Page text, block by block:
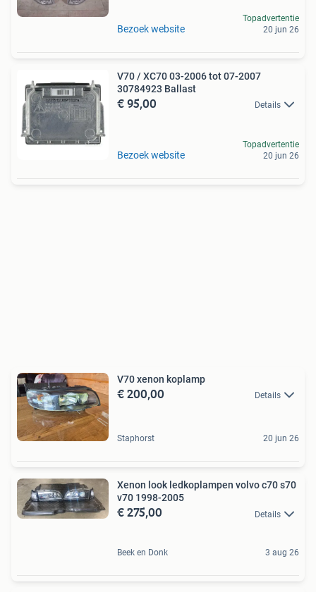
Bezoek website
Topadvertentie
20 jun 26
V70 / XC70 03-2006 tot 07-2007
30784923 Ballast
€ 95,00 Details
Bezoek website
Topadvertentie
20 jun 26
V70 xenon koplamp
€ 200,00 Details
Staphorst 20 jun 26
Xenon look ledkoplampen volvo c70 s70
v70 1998-2005
€ 275,00 Details
Beek en Donk 3 aug 26